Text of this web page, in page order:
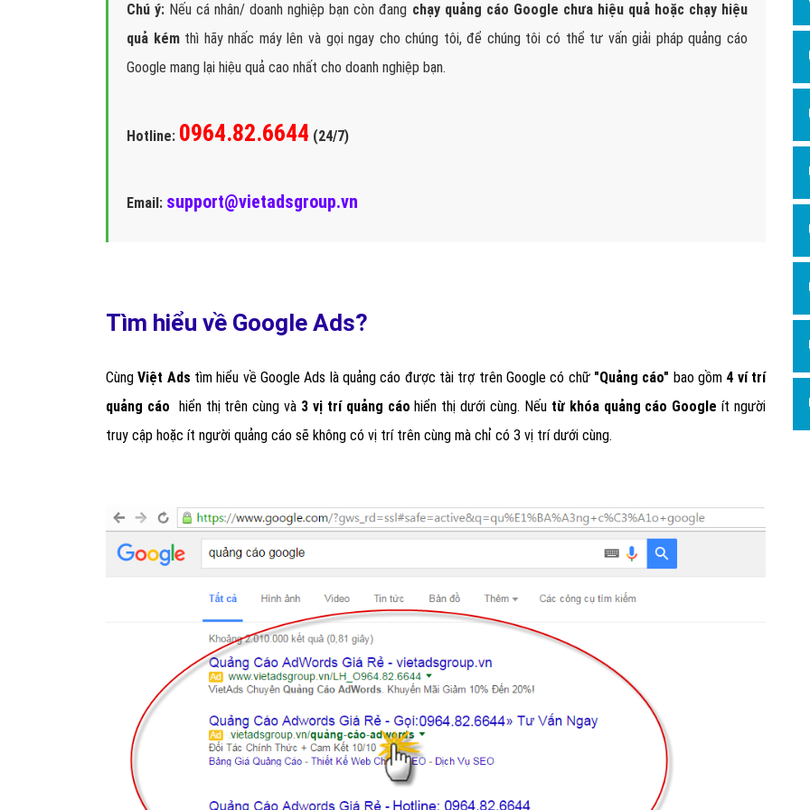
Hỏi
Hỏi
Hỏi
Hỏi
Hỏi
Dịch
Chú ý: Nếu cá nhân/ doanh nghiệp bạn còn đang chạy quảng cáo Google chưa hiệu quả hoặc chạy hiệu
quả kémthì hãy nhấc máy lên và gọi ngay cho chúng tôi, để chúng tôi có thể tư vấn giải pháp quảng cáo
Google mang lại hiệu quả cao nhất cho doanh nghiệp bạn.
Hotline: 0964.82.6644 (24/7)
Email: support@vietadsgroup.vn
Tìm hiểu về Google Ads?
CùngViệt Ads tìm hiểu về Google Ads là quảng cáo được tài trợ trên Google có chữ "Quảng cáo" bao gồm 4 ví trí
quảng cáo hiển thị trên cùng và 3 vị trí quảng cáohiển thị dưới cùng. Nếu từ khóa quảng cáo Google ít người
truy cập hoặc ít người quảng cáo sẽ không có vị trí trên cùng mà chỉ có 3 vị trí dưới cùng.